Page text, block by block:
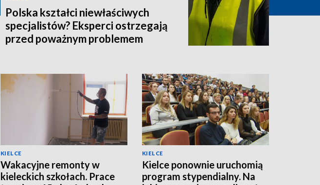
Polska kształci niewłaściwych
specjalistów? Eksperci ostrzegają
przed poważnym problemem
KIELCE
Wakacyjne remonty w
kieleckich szkołach. Prace
KIELCE
Kielce ponownie uruchomią
program stypendialny. Na